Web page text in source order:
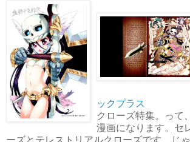
ックプラス
クローズ特集。って
漫画になります。セ